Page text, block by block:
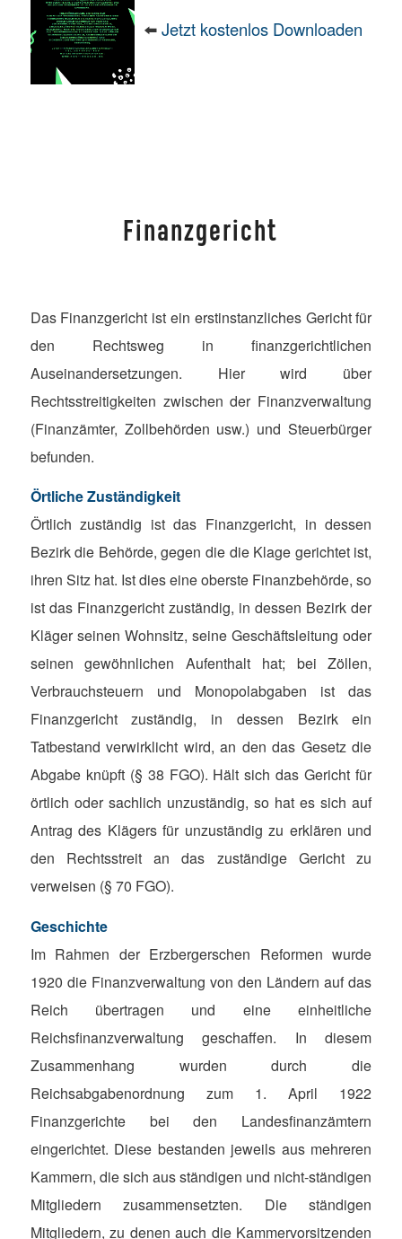
⬅️Jetzt kostenlos Downloaden
Finanzgericht
Das Finanzgericht ist ein erstinstanzliches Gericht für
den Rechtsweg in finanzgerichtlichen
Auseinandersetzungen. Hier wird über
Rechtsstreitigkeiten zwischen der Finanzverwaltung
(Finanzämter, Zollbehörden usw.) und Steuerbürger
befunden.
Örtliche Zuständigkeit
Örtlich zuständig ist das Finanzgericht, in dessen
Bezirk die Behörde, gegen die die Klage gerichtet ist,
ihren Sitz hat. Ist dies eine oberste Finanzbehörde, so
ist das Finanzgericht zuständig, in dessen Bezirk der
Kläger seinen Wohnsitz, seine Geschäftsleitung oder
seinen gewöhnlichen Aufenthalt hat; bei Zöllen,
Verbrauchsteuern und Monopolabgaben ist das
Finanzgericht zuständig, in dessen Bezirk ein
Tatbestand verwirklicht wird, an den das Gesetz die
Abgabe knüpft (§ 38 FGO). Hält sich das Gericht für
örtlich oder sachlich unzuständig, so hat es sich auf
Antrag des Klägers für unzuständig zu erklären und
den Rechtsstreit an das zuständige Gericht zu
verweisen (§ 70 FGO).
Geschichte
Im Rahmen der Erzbergerschen Reformen wurde
1920 die Finanzverwaltung von den Ländern auf das
Reich übertragen und eine einheitliche
Reichsfinanzverwaltung geschaffen. In diesem
Zusammenhang wurden durch die
Reichsabgabenordnung zum 1. April 1922
Finanzgerichte bei den Landesfinanzämtern
eingerichtet. Diese bestanden jeweils aus mehreren
Kammern, die sich aus ständigen und nicht-ständigen
Mitgliedern zusammensetzten. Die ständigen
Mitgliedern, zu denen auch die Kammervorsitzenden